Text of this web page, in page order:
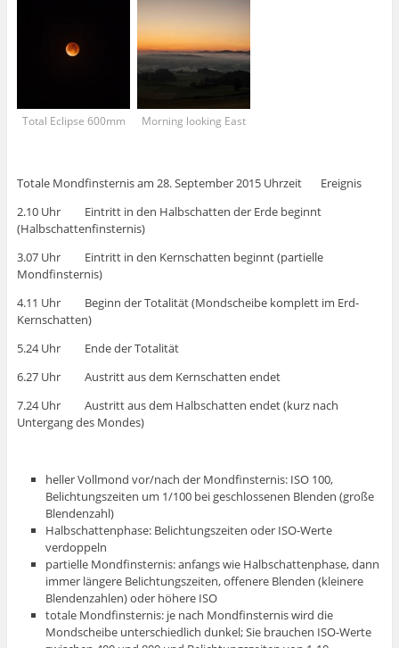
Total Eclipse 600mm Morning looking East
Totale Mondfinsternis am 28. September 2015 Uhrzeit Ereignis
2.10 Uhr Eintritt in den Halbschatten der Erde beginnt
(Halbschattenfinsternis)
3.07 Uhr Eintritt in den Kernschatten beginnt (partielle
Mondfinsternis)
4.11 Uhr Beginn der Totalität (Mondscheibe komplett im Erd-
Kernschatten)
5.24 Uhr Ende der Totalität
6.27 Uhr Austritt aus dem Kernschatten endet
7.24 Uhr Austritt aus dem Halbschatten endet (kurz nach
Untergang des Mondes)
heller Vollmond vor/nach der Mondfinsternis: ISO 100,
Belichtungszeiten um 1/100 bei geschlossenen Blenden (große
Blendenzahl)
Halbschattenphase: Belichtungszeiten oder ISO-Werte
verdoppeln
partielle Mondfinsternis: anfangs wie Halbschattenphase, dann
immer längere Belichtungszeiten, offenere Blenden (kleinere
Blendenzahlen) oder höhere ISO
totale Mondfinsternis: je nach Mondfinsternis wird die
Mondscheibe unterschiedlich dunkel; Sie brauchen ISO-Werte